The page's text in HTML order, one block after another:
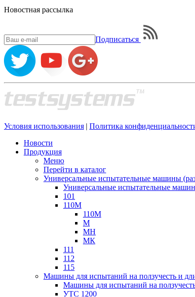
Новостная рассылка
Подписаться
Условия использования | Политика
Новости
Продукция
Меню
Перейти в каталог
Универсальные испытательные машины
Универсальные испытательные
101
110М
110М
М
МН
МК
111
112
115
Машины для испытаний на ползучесть и
Машины для испытаний на
УТС 1200